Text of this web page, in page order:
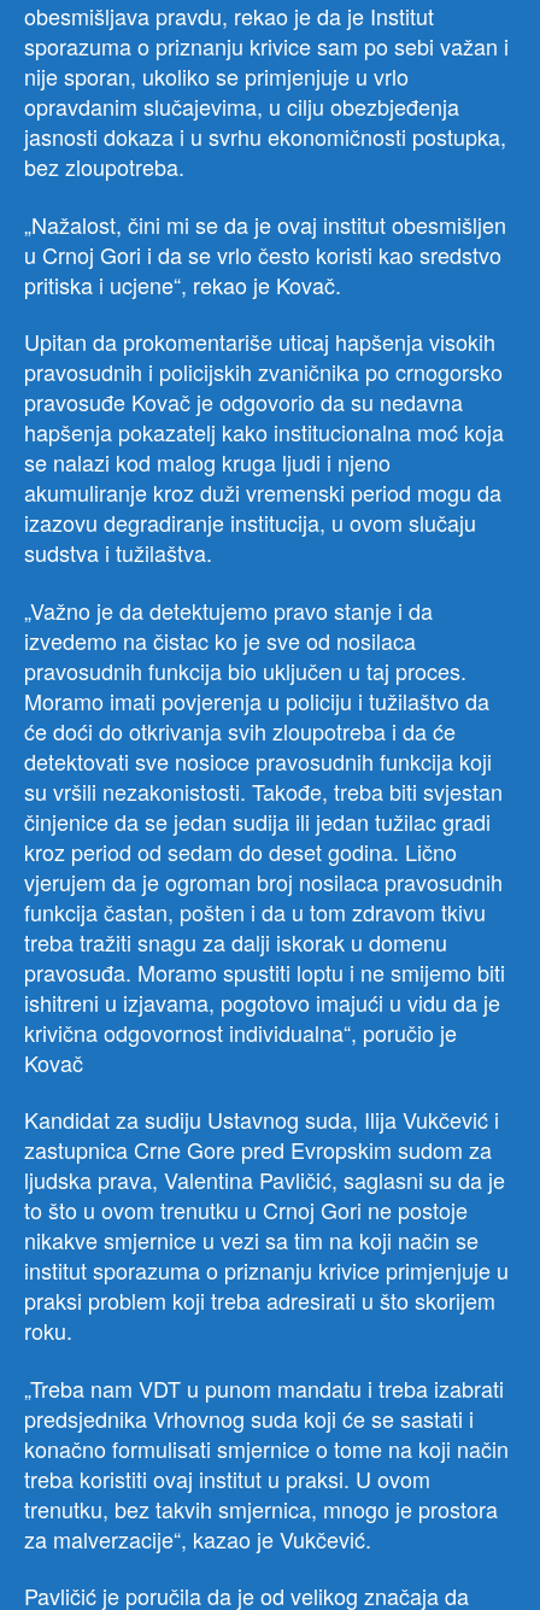
obesmišljava pravdu, rekao je da je Institut
sporazuma o priznanju krivice sam po sebi važan i
nije sporan, ukoliko se primjenjuje u vrlo
opravdanim slučajevima, u cilju obezbjeđenja
jasnosti dokaza i u svrhu ekonomičnosti postupka,
bez zloupotreba.
„Nažalost, čini mi se da je ovaj institut obesmišljen
u Crnoj Gori i da se vrlo često koristi kao sredstvo
pritiska i ucjene“, rekao je Kovač.
Upitan da prokomentariše uticaj hapšenja visokih
pravosudnih i policijskih zvaničnika po crnogorsko
pravosuđe Kovač je odgovorio da su nedavna
hapšenja pokazatelj kako institucionalna moć koja
se nalazi kod malog kruga ljudi i njeno
akumuliranje kroz duži vremenski period mogu da
izazovu degradiranje institucija, u ovom slučaju
sudstva i tužilaštva.
„Važno je da detektujemo pravo stanje i da
izvedemo na čistac ko je sve od nosilaca
pravosudnih funkcija bio uključen u taj proces.
Moramo imati povjerenja u policiju i tužilaštvo da
će doći do otkrivanja svih zloupotreba i da će
detektovati sve nosioce pravosudnih funkcija koji
su vršili nezakonistosti. Takođe, treba biti svjestan
činjenice da se jedan sudija ili jedan tužilac gradi
kroz period od sedam do deset godina. Lično
vjerujem da je ogroman broj nosilaca pravosudnih
funkcija častan, pošten i da u tom zdravom tkivu
treba tražiti snagu za dalji iskorak u domenu
pravosuđa. Moramo spustiti loptu i ne smijemo biti
ishitreni u izjavama, pogotovo imajući u vidu da je
krivična odgovornost individualna“, poručio je
Kovač
Kandidat za sudiju Ustavnog suda, Ilija Vukčević i
zastupnica Crne Gore pred Evropskim sudom za
ljudska prava, Valentina Pavličić, saglasni su da je
to što u ovom trenutku u Crnoj Gori ne postoje
nikakve smjernice u vezi sa tim na koji način se
institut sporazuma o priznanju krivice primjenjuje u
praksi problem koji treba adresirati u što skorijem
roku.
„Treba nam VDT u punom mandatu i treba izabrati
predsjednika Vrhovnog suda koji će se sastati i
konačno formulisati smjernice o tome na koji način
treba koristiti ovaj institut u praksi. U ovom
trenutku, bez takvih smjernica, mnogo je prostora
za malverzacije“, kazao je Vukčević.
Pavličić je poručila da je od velikog značaja da